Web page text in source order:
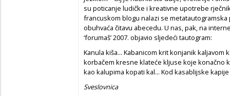
su poticanje ludičke i kreativne upotrebe
francuskom blogu nalazi se
obuhvaća čitavu abecedu. U nas, pak, na
‘forumaš’ 2007. objavio sljedeći tautogram:
Kanula kiša... Kabanicom krit konjanik
korbačem kresne klateće kljuse koje konačno
kao kalupima kopati kal... Kod kasablijske
Sveslovnica